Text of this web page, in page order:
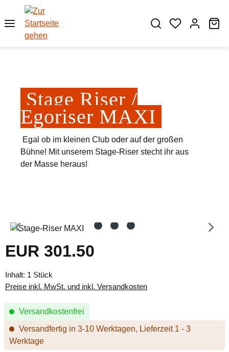
Zum Hauptinhalt springen
Stage Riser /
Egoriser MAXI
Egal ob im kleinen Club oder auf der großen
Bühne! Mit unserem Stage-Riser stecht ihr aus
der Masse heraus!
Bildergalerie überspringen
Regulärer Preis:
EUR 301.50
Inhalt: 1 Stück
Preise inkl. MwSt. und inkl. Versandkosten
Versandkostenfrei
Versandfertig in 3-10 Werktagen, Lieferzeit 1 - 3
Werktage